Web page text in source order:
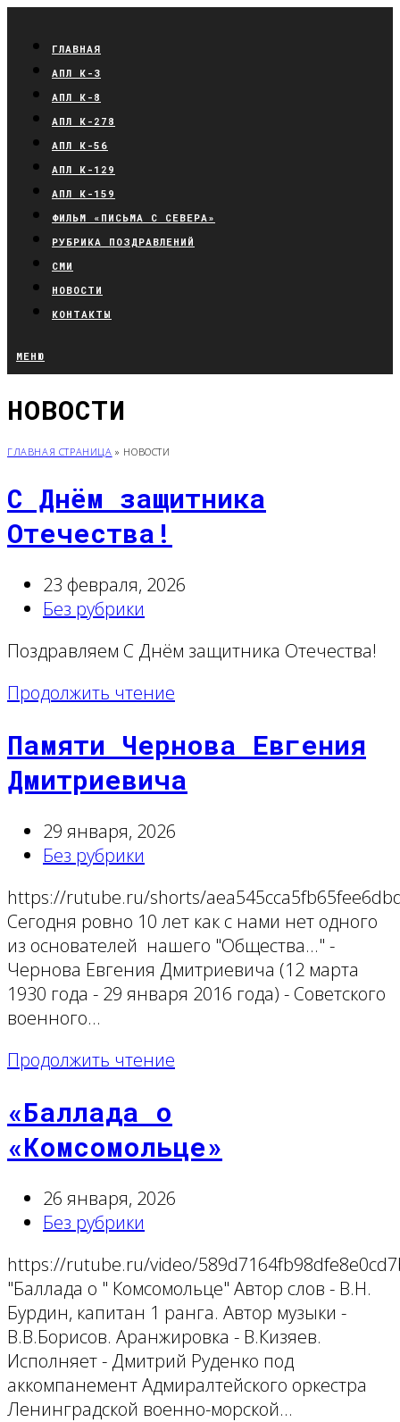
ГЛАВНАЯ
АПЛ К-3
АПЛ К-8
АПЛ К-278
АПЛ К-56
АПЛ К-129
АПЛ К-159
ФИЛЬМ «ПИСЬМА С СЕВЕРА»
РУБРИКА ПОЗДРАВЛЕНИЙ
СМИ
НОВОСТИ
КОНТАКТЫ
МЕНЮ
НОВОСТИ
ГЛАВНАЯ СТРАНИЦА » НОВОСТИ
С Днём защитника
Отечества!
23 февраля, 2026
Без рубрики
Поздравляем С Днём защитника Отечества!
Продолжить чтение
Памяти Чернова Евгения
Дмитриевича
29 января, 2026
Без рубрики
https://rutube.ru/shorts/
Сегодня ровно 10 лет как с нами нет одного
из основателей нашего "Общества..." -
Чернова Евгения Дмитриевича (12 марта
1930 года - 29 января 2016 года) - Советского
военного…
Продолжить чтение
«Баллада о
«Комсомольце»
26 января, 2026
Без рубрики
https://rutube.ru/video/
"Баллада о " Комсомольце" Автор слов - В.Н.
Бурдин, капитан 1 ранга. Автор музыки -
В.В.Борисов. Аранжировка - В.Кизяев.
Исполняет - Дмитрий Руденко под
аккомпанемент Адмиралтейского оркестра
Ленинградской военно-морской…